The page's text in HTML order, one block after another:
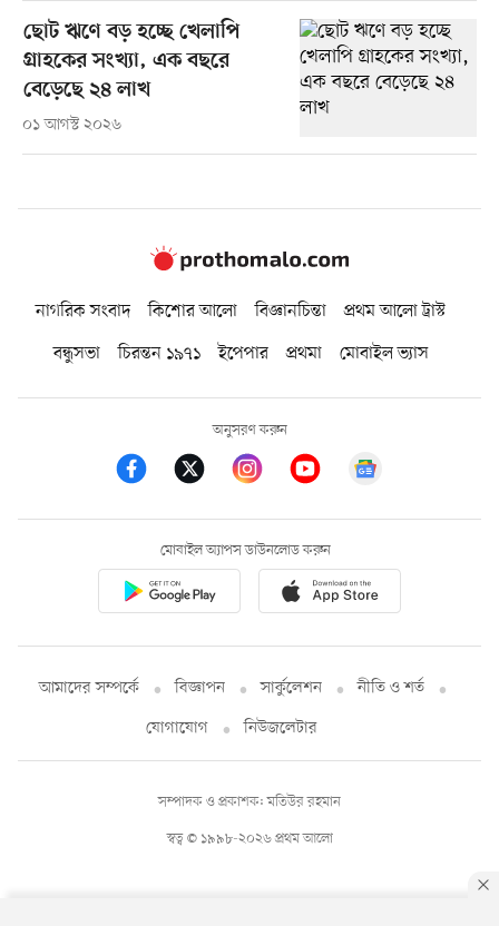
ছোট ঋণে বড় হচ্ছে খেলাপি
গ্রাহকের সংখ্যা, এক বছরে
বেড়েছে ২৪ লাখ
০১ আগস্ট ২০২৬
নাগরিক সংবাদ কিশোর আলো বিজ্ঞানচিন্তা
প্রথম আলো ট্রাস্ট
বন্ধুসভা
চিরন্তন ১৯৭১ ইপেপার প্রথমা মোবাইল ভ্যাস
অনুসরণ করুন
মোবাইল অ্যাপস ডাউনলোড করুন
আমাদের সম্পর্কে বিজ্ঞাপন সার্কুলেশন
নীতি ও শর্ত
যোগাযোগ
নিউজলেটার
স্বত্ব © ১৯৯৮-২০২৬ প্রথম আলো
সম্পাদক ও প্রকাশক: মতিউর রহমান